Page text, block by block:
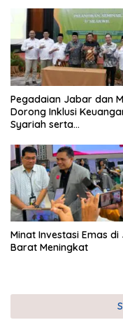
Pegadaian Jabar dan
Dorong Inklusi
Syariah serta
Minat Investasi Emas di
Barat Meningkat